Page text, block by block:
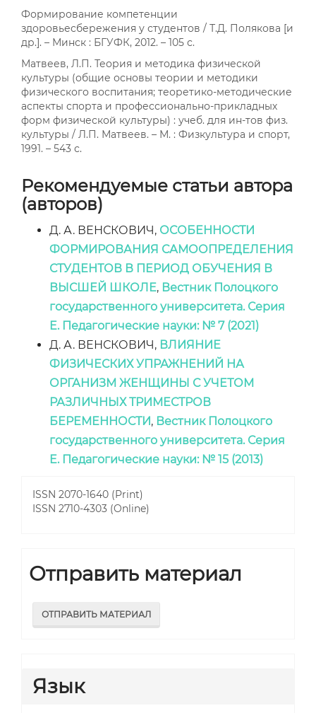
Формирование компетенции
здоровьесбережения у студентов / Т.Д. Полякова [и
др.]. – Минск : БГУФК, 2012. – 105 с.
Матвеев, Л.П. Теория и методика физической
культуры (общие основы теории и методики
физического воспитания; теоретико-методические
аспекты спорта и профессионально-прикладных
форм физической культуры) : учеб. для ин-тов физ.
культуры / Л.П. Матвеев. – М. : Физкультура и спорт,
1991. – 543 с.
Рекомендуемые статьи автора
(авторов)
Д. А. ВЕНСКОВИЧ, ОСОБЕННОСТИ
ФОРМИРОВАНИЯ САМООПРЕДЕЛЕНИЯ
СТУДЕНТОВ В ПЕРИОД ОБУЧЕНИЯ В
ВЫСШЕЙ ШКОЛЕ, Вестник Полоцкого
государственного университета. Серия
E. Педагогические науки: № 7 (2021)
Д. А. ВЕНСКОВИЧ, ВЛИЯНИЕ
ФИЗИЧЕСКИХ УПРАЖНЕНИЙ НА
ОРГАНИЗМ ЖЕНЩИНЫ С УЧЕТОМ
РАЗЛИЧНЫХ ТРИМЕСТРОВ
БЕРЕМЕННОСТИ, Вестник Полоцкого
государственного университета. Серия
E. Педагогические науки: № 15 (2013)
ISSN 2070-1640 (Print)
ISSN 2710-4303 (Online)
Отправить материал
ОТПРАВИТЬ МАТЕРИАЛ
Язык